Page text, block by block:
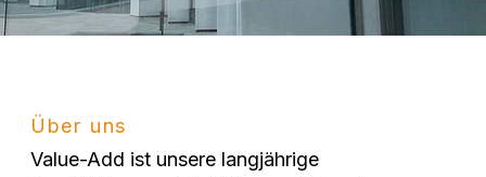
Über uns
Value-Add ist unsere langjährige